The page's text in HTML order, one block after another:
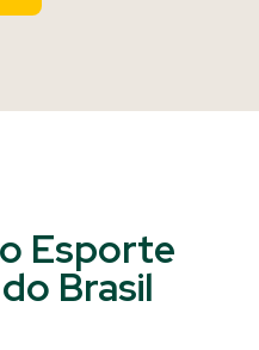
Esporte
Brasil​